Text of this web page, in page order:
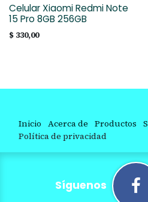
Celular Xiaomi Redmi Note
15 Pro 8GB 256GB
$ 330,00
Inicio Acerca de Productos
Política de privacidad
Síguenos